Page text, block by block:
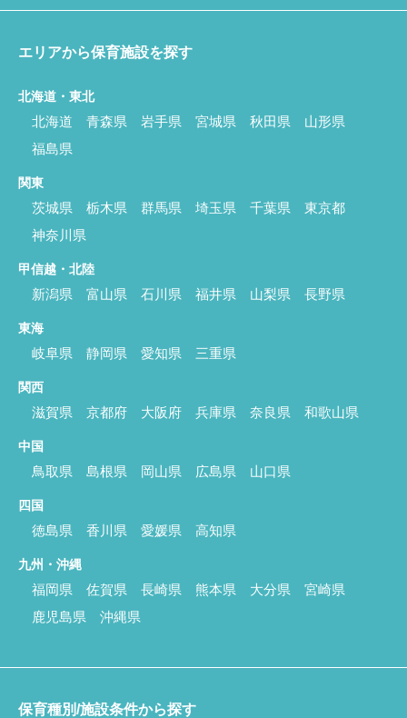
エリアから保育施設を探す
北海道・東北
北海道 青森県 岩手県 宮城県 秋田県
山形県
福島県
関東
茨城県 栃木県 群馬県 埼玉県 千葉県
東京都
神奈川県
甲信越・北陸
新潟県 富山県 石川県 福井県 山梨県 長野県
東海
岐阜県 静岡県 愛知県 三重県
関西
滋賀県 京都府 大阪府 兵庫県 奈良県 和歌山県
中国
鳥取県 島根県 岡山県 広島県 山口県
四国
徳島県 香川県 愛媛県 高知県
九州・沖縄
福岡県 佐賀県 長崎県 熊本県 大分県
宮崎県
鹿児島県
沖縄県
保育種別/施設条件から探す